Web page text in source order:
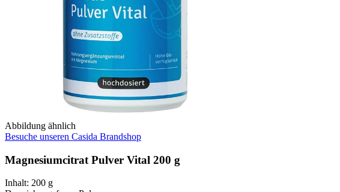
Abbildung ähnlich
Besuche unseren Casida Brandshop
Magnesiumcitrat Pulver Vital 200 g
Inhalt: 200 g